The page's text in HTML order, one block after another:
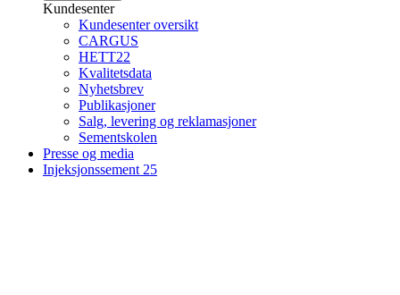
Kundesenter
Kundesenter oversikt
CARGUS
HETT22
Kvalitetsdata
Nyhetsbrev
Publikasjoner
Salg, levering og reklamasjoner
Sementskolen
Presse og media
Injeksjonssement 25